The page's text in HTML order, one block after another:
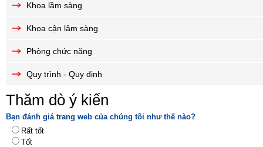
Khoa lầm sàng
Khoa cận lâm sàng
Phòng chức năng
Quy trình - Quy định
Thăm dò ý kiến
Bạn đánh giá trang web của chúng tôi như thế nào?
Rất tốt
Tốt